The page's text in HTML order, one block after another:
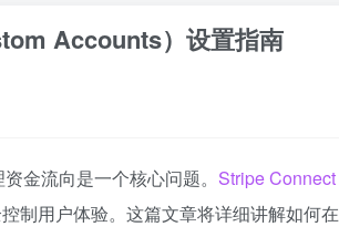
Accounts）设置指南
金流向是一个核心问题。 Stripe Connect
制用户体验。这篇文章将详细讲解如何在